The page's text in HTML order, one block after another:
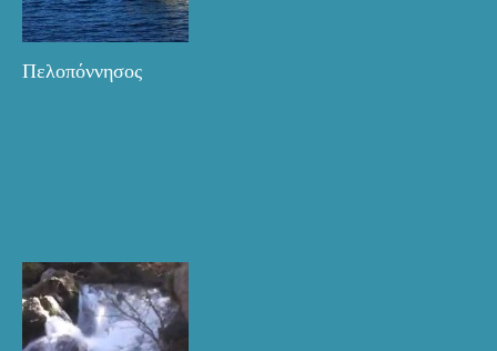
Πελοπόννησος